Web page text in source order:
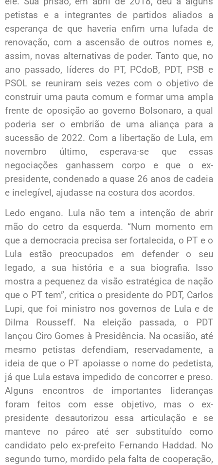
petistas e a integrantes de partidos aliados a
esperança de que haveria enfim uma lufada de
renovação, com a ascensão de outros nomes e,
assim, novas alternativas de poder. Tanto que, no
ano passado, líderes do PT, PCdoB, PDT, PSB e
PSOL se reuniram seis vezes com o objetivo de
construir uma pauta comum e formar uma ampla
frente de oposição ao governo Bolsonaro, a qual
poderia ser o embrião de uma aliança para a
sucessão de 2022. Com a libertação de Lula, em
novembro último, esperava-se que essas
negociações ganhassem corpo e que o ex-
presidente, condenado a quase 26 anos de cadeia
e inelegível, ajudasse na costura dos acordos.
Ledo engano. Lula não tem a intenção de abrir
mão do cetro da esquerda. “Num momento em
que a democracia precisa ser fortalecida, o PT e o
Lula estão preocupados em defender o seu
legado, a sua história e a sua biografia. Isso
mostra a pequenez da visão estratégica de nação
que o PT tem”, critica o presidente do PDT, Carlos
Lupi, que foi ministro nos governos de Lula e de
Dilma Rousseff. Na eleição passada, o PDT
lançou Ciro Gomes à Presidência. Na ocasião, até
mesmo petistas defendiam, reservadamente, a
ideia de que o PT apoiasse o nome do pedetista,
já que Lula estava impedido de concorrer e preso.
Alguns encontros de importantes lideranças
foram feitos com esse objetivo, mas o ex-
presidente desautorizou essa articulação e se
manteve no páreo até ser substituído como
candidato pelo ex-prefeito Fernando Haddad. No
segundo turno, mordido pela falta de cooperação,